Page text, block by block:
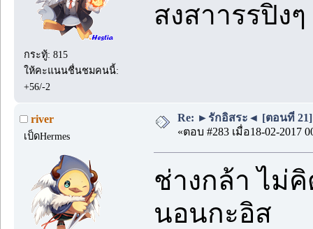
กระทู้: 815
ให้คะแนนชื่นชมคนนี้:
+56/-2
สงสาารรปิงๆ
river
เป็ดHermes
Re: ►รักอิสระ◄ [ตอนที่ 21]
«ตอบ #283 เมื่อ18-02-2017
ช่างกล้า ไม่คิ
นอนกะอิส